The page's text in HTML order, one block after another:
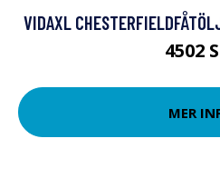
VIDAXL
4502
MER